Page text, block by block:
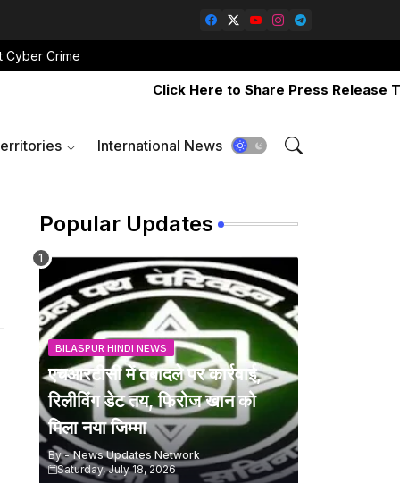
Cyber Crime
Click Here to Share Press Release
International News
Popular Updates
BILASPUR HINDI NEWS
एचआरटीसी में तबादले पर कार्रवाई,
रिलीविंग डेट तय, फिरोज खान को
मिला नया जिम्मा
By - News Updates Network
Saturday, July 18, 2026